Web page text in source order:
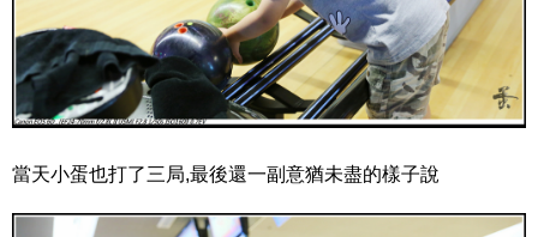
當天小蛋也打了三局,最後還一副意猶未盡的樣子說